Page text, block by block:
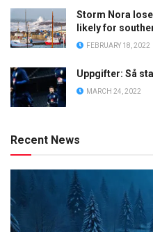
Storm Nora
likely for
FEBRUARY 18, 2022
Uppgifter: Så
MARCH 24, 2022
Recent News